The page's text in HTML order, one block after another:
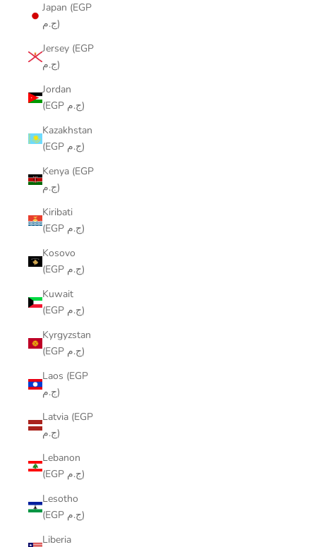
Japan (EGP
ج.م)
Jersey (EGP
ج.م)
Jordan
(EGP ج.م)
Kazakhstan
(EGP ج.م)
Kenya (EGP
ج.م)
Kiribati
(EGP ج.م)
Kosovo
(EGP ج.م)
Kuwait
(EGP ج.م)
Kyrgyzstan
(EGP ج.م)
Laos (EGP
ج.م)
Latvia (EGP
ج.م)
Lebanon
(EGP ج.م)
Lesotho
(EGP ج.م)
Liberia